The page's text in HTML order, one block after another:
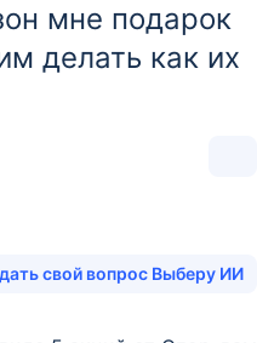
мне подарок
делать как их
свой вопрос Выберу ИИ